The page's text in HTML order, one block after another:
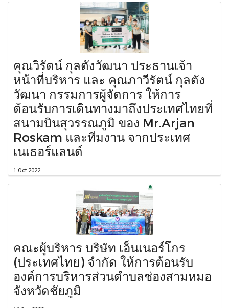
คุณวิรัตน์ กุลตังวัฒนา ประธานเจ้า
หน้าที่บริหาร และ คุณภาวีรัตน์ กุลตัง
วัฒนา กรรมการผู้จัดการ ให้การ
ต้อนรับการเดินทางมาถึงประเทศไทยที่
สนามบินสุวรรณภูมิ ของ Mr.Arjan
Roskam และทีมงาน จากประเทศ
เนเธอร์แลนด์
1 Oct 2022
คณะผู้บริหาร บริษัท เอ็นเนอร์โกร
(ประเทศไทย) จำกัด ให้การต้อนรับ
องค์การบริหารส่วนตำบลช่องสามหมอ
จังหวัดชัยภูมิ